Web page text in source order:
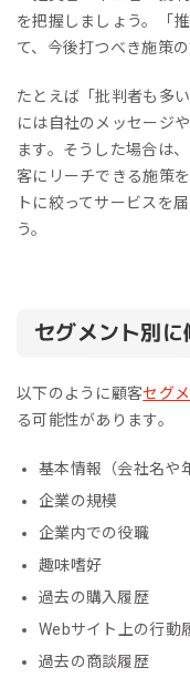
を把握しましょう。「
て、今後打つべき施策
たとえば「批判者も多
には自社のメッセージ
ます。そうした場合は
客にリーチできる施策
トに絞ってサービスを
う。
セグメント別
以下のように顧客セグ
る可能性があります。
基本情報（会社名や
企業の規模
企業内での役職
趣味嗜好
過去の購入履歴
Webサイト上の行動
過去の商談履歴